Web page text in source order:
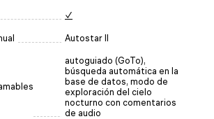
✓
Autostar II
autoguiado (GoTo),
búsqueda automática en la
base de datos, modo de
exploración del cielo
nocturno con comentarios
de audio